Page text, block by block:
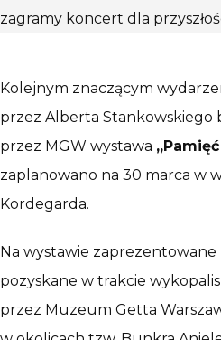
zagramy koncert dla
Kolejnym znaczącym
przez Alberta Stankowskiego
przez MGW wystawa
zaplanowano na 30 marca w
Kordegarda.
Na wystawie
pozyskane w trakcie
przez Muzeum Getta